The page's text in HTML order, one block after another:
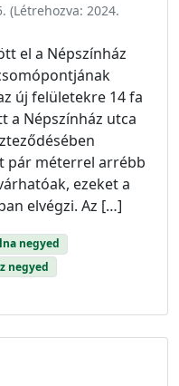
(Létrehozva: 2024.
el a Népszínház
új felületekre 14 fa
a Népszínház utca
pár méterrel arrébb
ezeket a
elvégzi. Az […]
negyed
negyed